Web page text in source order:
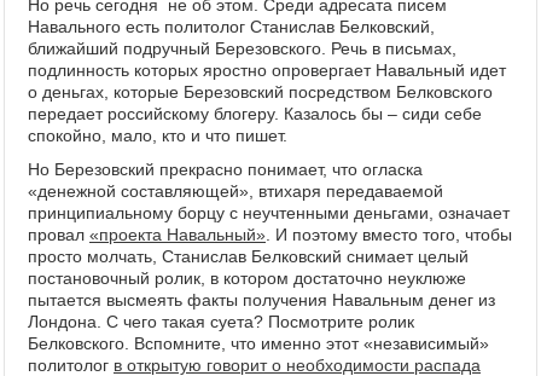
Но речь сегодня не об этом. Среди адресата писем
Навального есть политолог Станислав Белковский,
ближайший подручный Березовского. Речь в письмах,
подлинность которых яростно опровергает Навальный идет
о деньгах, которые Березовский посредством Белковского
передает российскому блогеру. Казалось бы – сиди себе
спокойно, мало, кто и что пишет.
Но Березовский прекрасно понимает, что огласка
«денежной составляющей», втихаря передаваемой
принципиальному борцу с неучтенными деньгами, означает
провал «проекта Навальный» . И поэтому вместо того, чтобы
просто молчать, Станислав Белковский снимает целый
постановочный ролик, в котором достаточно неуклюже
пытается высмеять факты получения Навальным денег из
Лондона. С чего такая суета? Посмотрите ролик
Белковского. Вспомните, что именно этот «независимый»
политолог в открытую говорит о необходимости распада